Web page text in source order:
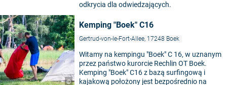
odkrycia dla odwiedzających.
©
Kemping "Boek" C16
Gertrud-von-le-Fort-Allee, 17248 Boek
Witamy na kempingu "Boek" C 16, w uznanym
przez państwo kurorcie Rechlin OT Boek.
Kemping "Boek" C16 z bazą surfingową i
kajakową położony jest bezpośrednio na